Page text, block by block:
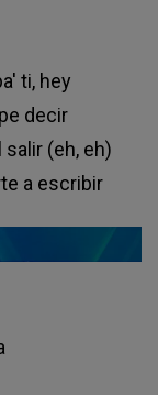
ti, hey
decir
(eh, eh)
a escribir